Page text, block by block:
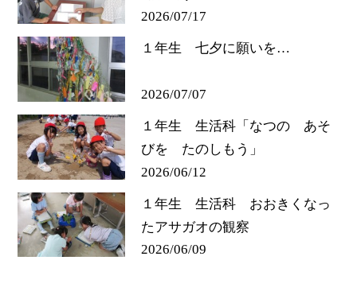
2026/07/17
１年生 七夕に願いを…
2026/07/07
１年生 生活科「なつの あそ
びを たのしもう」
2026/06/12
１年生 生活科 おおきくなっ
たアサガオの観察
2026/06/09